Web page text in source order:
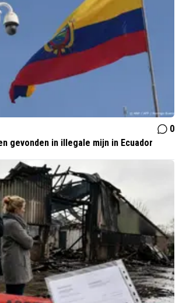
0
gevonden in illegale mijn in Ecuador